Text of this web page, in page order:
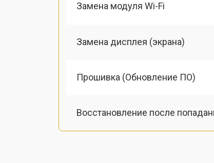
Замена модуля Wi-Fi
Замена дисплея (экрана)
Прошивка (Обновление ПО)
Восстановление после